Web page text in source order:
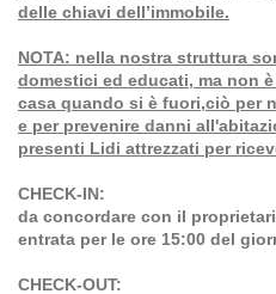
delle chiavi dell’immobile.
NOTA: nella nostra struttura
domestici ed educati, ma non
casa quando si è fuori,ciò per
e per prevenire danni
presenti Lidi attrezzati per
CHECK-IN:
da concordare con il
entrata per le ore 15:00 del
CHECK-OUT: